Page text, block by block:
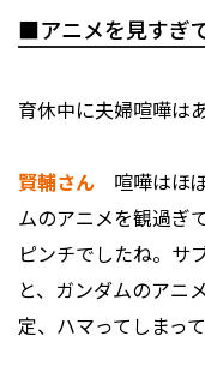
■アニメを見すぎ
――育休中に夫婦喧嘩は
賢輔さん 喧嘩はほ
ムのアニメを観過ぎ
ピンチでしたね。サ
と、ガンダムのアニ
定、ハマってしまっ